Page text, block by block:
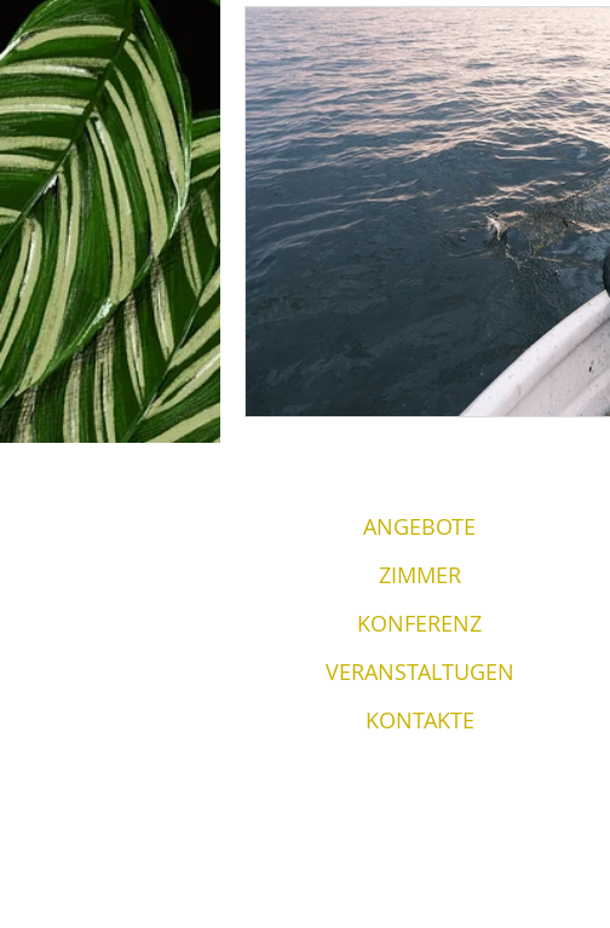
ANGEBOTE
ZIMMER
KONFERENZ
VERANSTALTUGEN
KONTAKTE